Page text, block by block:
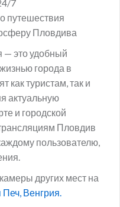
7
путешествия
Пловдива
это удобный
города в
как туристам, так и
актуальную
и городской
Пловдив
пользователю,
других мест на
Венгрия.